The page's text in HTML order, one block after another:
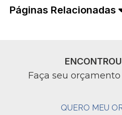
Páginas Relacionadas
Faça seu
QUERO MEU